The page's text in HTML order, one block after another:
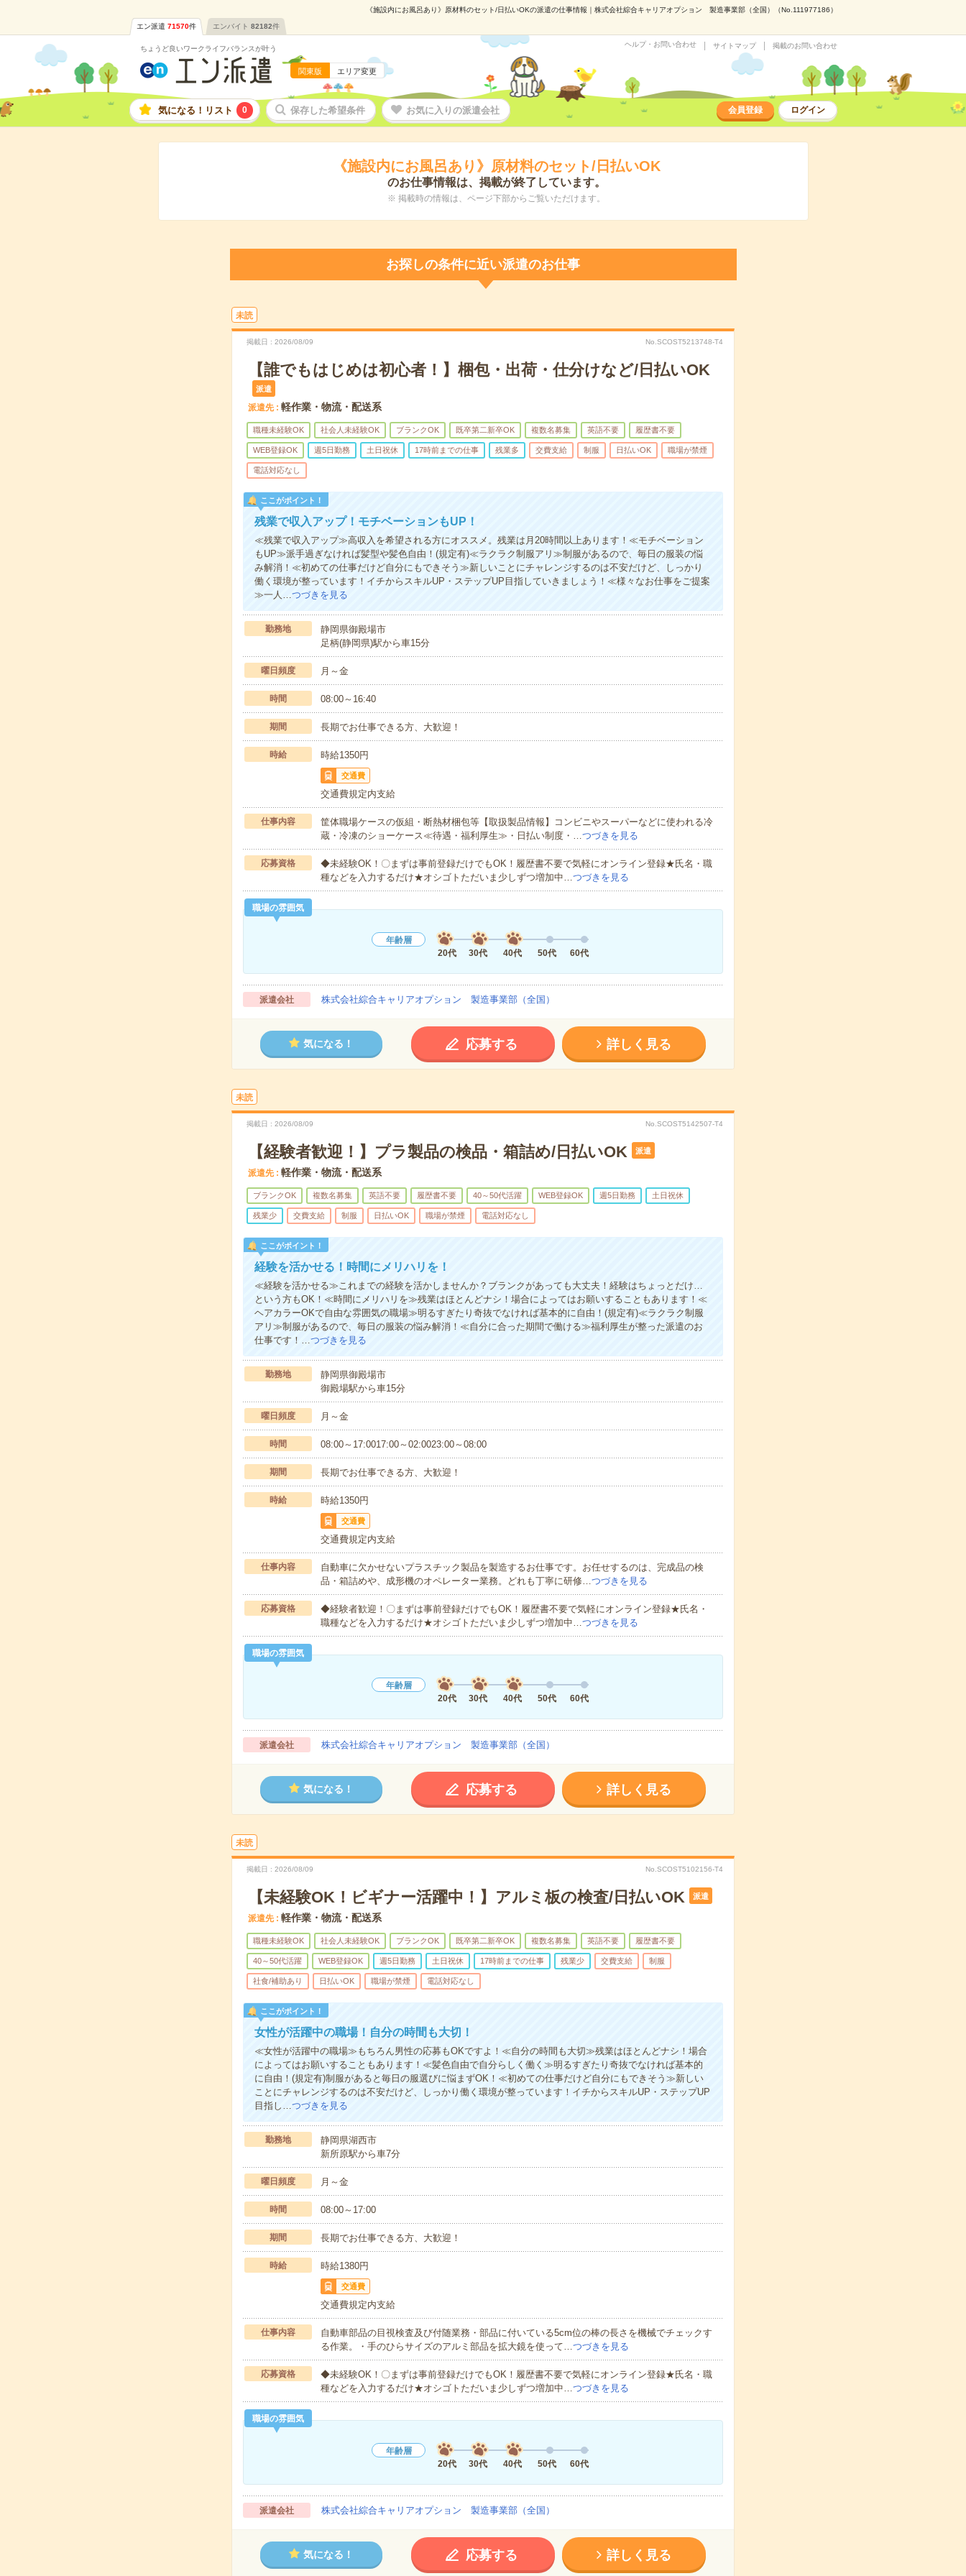
《施設内にお風呂あり》原材料のセット/日払いOKの派遣の仕事情報｜株式会社綜合キャリアオプション 製造事業部（全国）（No.111977186）
エン派遣 71570件 エンバイト 82182件
ちょうど良いワークライフバランスが叶う
関東版 エリア変更
ヘルプ・お問い合わせ サイトマップ 掲載のお問い合わせ
気になる！リスト 0 保存した希望条件 お気に入りの派遣会社 会員登録 ログイン
《施設内にお風呂あり》原材料のセット/日払いOK
のお仕事情報は、掲載が終了しています。
※ 掲載時の情報は、ページ下部からご覧いただけます。
お探しの条件に近い派遣のお仕事
未読
掲載日 2026/08/09 No.SCOST5213748-T4
【誰でもはじめは初心者！】梱包・出荷・仕分けなど/日払いOK
派遣
派遣先 軽作業・物流・配送系
職種未経験OK 社会人未経験OK ブランクOK 既卒第二新卒OK 複数名募集 英語不要 履歴書不要
WEB登録OK 週5日勤務 土日祝休 17時前までの仕事 残業多 交費支給 制服 日払いOK 職場が禁煙
電話対応なし
ここがポイント！
残業で収入アップ！モチベーションもUP！
≪残業で収入アップ≫高収入を希望される方にオススメ。残業は月20時間以上あります！≪モチベーション
もUP≫派手過ぎなければ髪型や髪色自由！(規定有)≪ラクラク制服アリ≫制服があるので、毎日の服装の悩
み解消！≪初めての仕事だけど自分にもできそう≫新しいことにチャレンジするのは不安だけど、しっかり
働く環境が整っています！イチからスキルUP・ステップUP目指していきましょう！≪様々なお仕事をご提案
≫一人…つづきを見る
勤務地
静岡県御殿場市
足柄(静岡県)駅から車15分
曜日頻度 月～金
時間 08:00～16:40
期間 長期でお仕事できる方、大歓迎！
時給 時給1350円
交通費
交通費規定内支給
仕事内容
筐体職場ケースの仮組・断熱材梱包等【取扱製品情報】コンビニやスーパーなどに使われる冷
蔵・冷凍のショーケース≪待遇・福利厚生≫・日払い制度・…つづきを見る
応募資格
◆未経験OK！〇まずは事前登録だけでもOK！履歴書不要で気軽にオンライン登録★氏名・職
種などを入力するだけ★オシゴトただいま少しずつ増加中…つづきを見る
職場の雰囲気
年齢層
20代
30代 40代 50代 60代
派遣会社 株式会社綜合キャリアオプション 製造事業部（全国）
気になる！ 応募する 詳しく見る
未読
掲載日 2026/08/09 No.SCOST5142507-T4
【経験者歓迎！】プラ製品の検品・箱詰め/日払いOK 派遣
派遣先 軽作業・物流・配送系
ブランクOK 複数名募集 英語不要 履歴書不要 40～50代活躍 WEB登録OK 週5日勤務 土日祝休
残業少 交費支給 制服 日払いOK 職場が禁煙 電話対応なし
ここがポイント！
経験を活かせる！時間にメリハリを！
≪経験を活かせる≫これまでの経験を活かしませんか？ブランクがあっても大丈夫！経験はちょっとだけ…
という方もOK！≪時間にメリハリを≫残業はほとんどナシ！場合によってはお願いすることもあります！≪
ヘアカラーOKで自由な雰囲気の職場≫明るすぎたり奇抜でなければ基本的に自由！(規定有)≪ラクラク制服
アリ≫制服があるので、毎日の服装の悩み解消！≪自分に合った期間で働ける≫福利厚生が整った派遣のお
仕事です！…つづきを見る
勤務地
静岡県御殿場市
御殿場駅から車15分
曜日頻度 月～金
時間 08:00～17:0017:00～02:0023:00～08:00
期間 長期でお仕事できる方、大歓迎！
時給 時給1350円
交通費
交通費規定内支給
仕事内容
自動車に欠かせないプラスチック製品を製造するお仕事です。お任せするのは、完成品の検
品・箱詰めや、成形機のオペレーター業務。どれも丁寧に研修…つづきを見る
応募資格
◆経験者歓迎！〇まずは事前登録だけでもOK！履歴書不要で気軽にオンライン登録★氏名・
職種などを入力するだけ★オシゴトただいま少しずつ増加中…つづきを見る
職場の雰囲気
年齢層
20代
30代 40代 50代 60代
派遣会社 株式会社綜合キャリアオプション 製造事業部（全国）
気になる！ 応募する 詳しく見る
未読
掲載日 2026/08/09 No.SCOST5102156-T4
【未経験OK！ビギナー活躍中！】アルミ板の検査/日払いOK 派遣
派遣先 軽作業・物流・配送系
職種未経験OK 社会人未経験OK ブランクOK 既卒第二新卒OK 複数名募集 英語不要 履歴書不要
40～50代活躍 WEB登録OK 週5日勤務 土日祝休 17時前までの仕事 残業少 交費支給 制服
社食/補助あり 日払いOK 職場が禁煙 電話対応なし
ここがポイント！
女性が活躍中の職場！自分の時間も大切！
≪女性が活躍中の職場≫もちろん男性の応募もOKですよ！≪自分の時間も大切≫残業はほとんどナシ！場合
によってはお願いすることもあります！≪髪色自由で自分らしく働く≫明るすぎたり奇抜でなければ基本的
に自由！(規定有)制服があると毎日の服選びに悩まずOK！≪初めての仕事だけど自分にもできそう≫新しい
ことにチャレンジするのは不安だけど、しっかり働く環境が整っています！イチからスキルUP・ステップUP
目指し…つづきを見る
勤務地
静岡県湖西市
新所原駅から車7分
曜日頻度 月～金
時間 08:00～17:00
期間 長期でお仕事できる方、大歓迎！
時給 時給1380円
交通費
交通費規定内支給
仕事内容
自動車部品の目視検査及び付随業務・部品に付いている5cm位の棒の長さを機械でチェックす
る作業。・手のひらサイズのアルミ部品を拡大鏡を使って…つづきを見る
応募資格
◆未経験OK！〇まずは事前登録だけでもOK！履歴書不要で気軽にオンライン登録★氏名・職
種などを入力するだけ★オシゴトただいま少しずつ増加中…つづきを見る
職場の雰囲気
年齢層
20代
30代 40代 50代 60代
派遣会社 株式会社綜合キャリアオプション 製造事業部（全国）
気になる！ 応募する 詳しく見る